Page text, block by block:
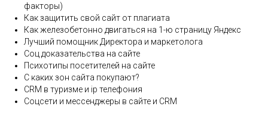
факторы)
Как защитить свой сайт от плагиата
Как железобетонно двигаться на 1-ю страницу Яндекс
Лучший помощник Директора и маркетолога
Соц доказательства на сайте
Психотипы посетителей на сайте
С каких зон сайта покупают?
CRM в туризме и ip телефония
Соцсети и мессенджеры в сайте и CRM